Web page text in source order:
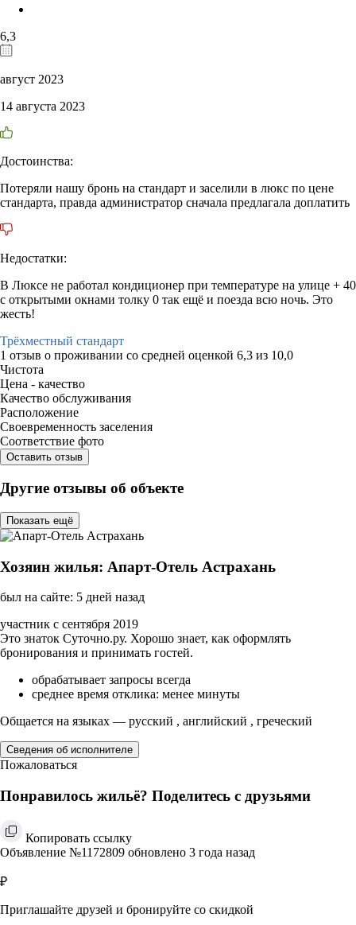
6,3
август 2023
14 августа 2023
Достоинства:
Потеряли нашу бронь на стандарт и заселили в люкс по цене
стандарта, правда администратор сначала предлагала доплатить
Недостатки:
В Люксе не работал кондиционер при температуре на улице + 40
с открытыми окнами толку 0 так ещё и поезда всю ночь. Это
жесть!
Трёхместный стандарт
1 отзыв о проживании со средней оценкой 6,3 из 10,0
Чистота
Цена - качество
Качество обслуживания
Расположение
Своевременность заселения
Соответствие фото
Оставить отзыв
Другие отзывы об объекте
Показать ещё
Хозяин жилья: Апарт-Отель Астрахань
был на сайте: 5 дней назад
участник с сентября 2019
Это знаток Суточно.ру. Хорошо знает, как оформлять
бронирования и принимать гостей.
обрабатывает запросы всегда
среднее время отклика: менее минуты
Общается на языках — русский , английский , греческий
Сведения об исполнителе
Пожаловаться
Понравилось жильё? Поделитесь с друзьями
Копировать ссылку
Объявление №1172809 обновлено 3 года назад
₽
Приглашайте друзей и бронируйте со скидкой